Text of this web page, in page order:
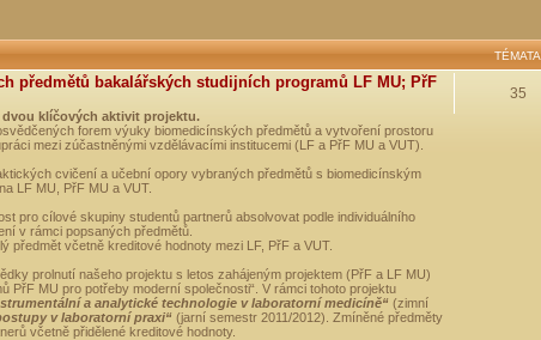
TÉMATA
předmětů bakalářských studijních programů LF MU; PřF
klíčových aktivit projektu.
forem výuky biomedicínských předmětů a vytvoření prostoru
mezi zúčastněnými vzdělávacími institucemi (LF a PřF MU a VUT).
cvičení a učební opory vybraných předmětů s biomedicínským
LF MU, PřF MU a VUT.
pro cílové skupiny studentů partnerů absolvovat podle individuálního
v rámci popsaných předmětů.
předmět včetně kreditové hodnoty mezi LF, PřF a VUT.
prolnutí našeho projektu s letos zahájeným projektem (PřF a LF MU)
PřF MU pro potřeby moderní společnosti“. V rámci tohoto projektu
a analytické technologie v laboratorní medicíně“ (zimní
v laboratorní praxi“ (jarní semestr 2011/2012). Zmíněné předměty
včetně přidělené kreditové hodnoty.
35